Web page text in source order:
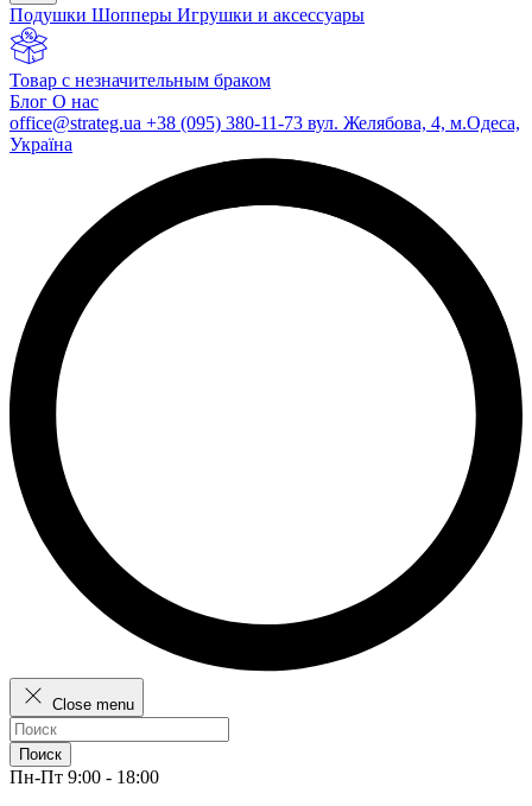
Подушки Шопперы Игрушки и аксессуары
Товар с незначительным браком
Блог О нас
office@strateg.ua +38 (095) 380-11-73 вул. Желябова, 4, м.Одеса,
Україна
Close menu
Поиск
Пн-Пт 9:00 - 18:00